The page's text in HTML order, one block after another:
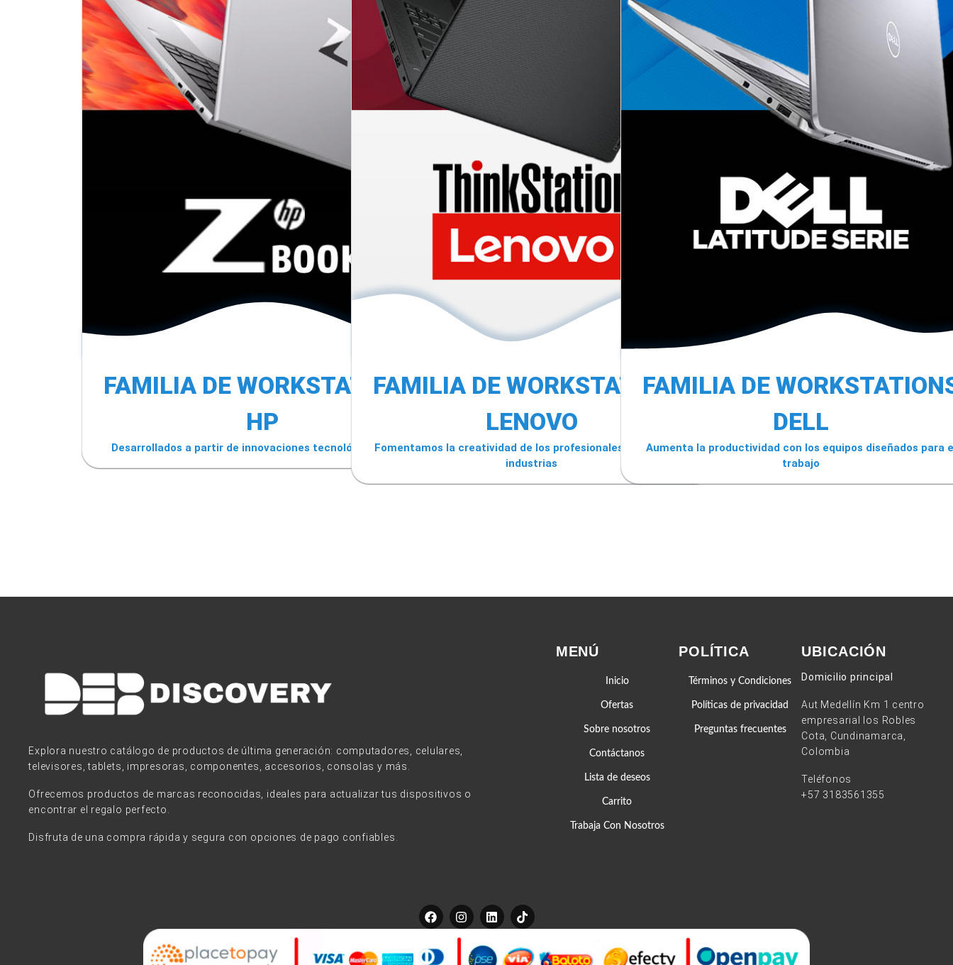
FAMILIA DE WORKSTATIONS
HP
Desarrollados a partir de innovaciones tecnológicas de HP
FAMILIA DE WORKSTATIONS
LENOVO
Fomentamos la creatividad de los profesionales de todas las
industrias
FAMILIA DE
DELL
Aumenta la productividad con los equipos diseñados para
trabajo
Explora nuestro catálogo de productos de última generación: computadores, celulares,
televisores, tablets, impresoras, componentes, accesorios, consolas y más.
Ofrecemos productos de marcas reconocidas, ideales para actualizar tus dispositivos o
encontrar el regalo perfecto.
Disfruta de una compra rápida y segura con opciones de pago confiables.
MENÚ
Inicio
Ofertas
Sobre nosotros
Contáctanos
Lista de deseos
Carrito
Trabaja Con Nosotros
POLÍTICA
Términos y Condiciones
Políticas de privacidad
Preguntas frecuentes
UBICACIÓN
Domicilio principal
Aut Medellín Km 1 centro
empresarial los Robles
Cota, Cundinamarca,
Colombia
Teléfonos
+57 3183561355
F
a
c
e
b
I
n
s
L
i
n
k
e
T
i
k
t
o